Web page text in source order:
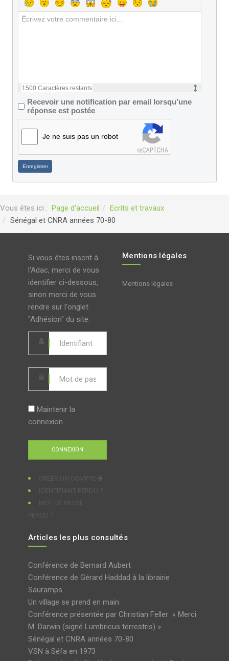
1500 Caractères restants
Recevoir une notification par email lorsqu’une
réponse est postée
Je ne suis pas un robot
Enregistrer
Vous êtes ici : Page d'accueil
Ecrits et travaux
Sénégal et CNRA années 70-80
Si vous êtes inscrit à
l'Adac, merci de vous
identifier ci-dessous,
sinon merci de vous
rendre sur l'onglet
"Adhésion" du site.
Maintenir la
connexion
Mentions légales
Mentions légales
Articles les plus consultés
Conférence de Bernard Aubert
Conférence de Gérard Haddad à la librairie
Sauramps
Un village se prend en main
Conférence présentée par Christian Feller « Merci
M. Darwin (signé Lumbricus terrestris) »
Sénégal et CNRA années 70-80
VSN à Séfa en 1973